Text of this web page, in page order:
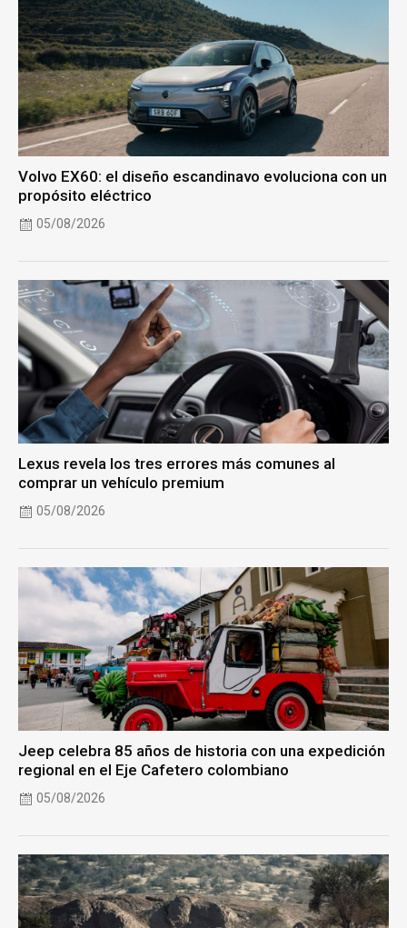
Volvo EX60: el diseño escandinavo evoluciona con un
propósito eléctrico
05/08/2026
Lexus revela los tres errores más comunes al
comprar un vehículo premium
05/08/2026
Jeep celebra 85 años de historia con una expedición
regional en el Eje Cafetero colombiano
05/08/2026